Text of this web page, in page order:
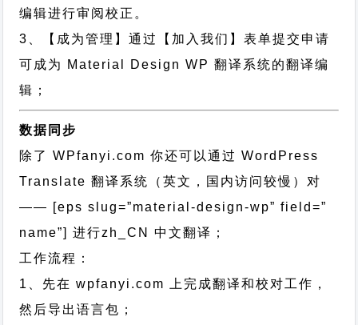
编辑进行审阅校正。
3、【成为管理】通过【加入我们】表单提交申请
可成为 Material Design WP 翻译系统的翻译编
辑；
数据同步
除了 WPfanyi.com 你还可以通过WordPress
Translate 翻译系统（英文，国内访问较慢）对
—— [eps slug=”material-design-wp” field=”
name”]进行zh_CN
中文翻译；
工作流程：
1、先在 wpfanyi.com 上完成翻译和校对工作，
然后导出语言包；